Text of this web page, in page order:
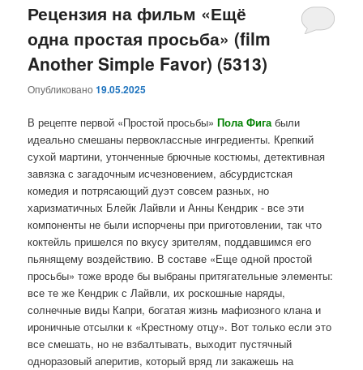
основному
содержимому
дополнительному
содержимому
Рецензия на фильм «Ещё
одна простая просьба» (film
Another Simple Favor) (5313)
Опубликовано19.05.2025
В рецепте первой «Простой просьбы»Пола Фига были
идеально смешаны первоклассные ингредиенты. Крепкий
сухой мартини, утонченные брючные костюмы, детективная
завязка с загадочным исчезновением, абсурдистская
комедия и потрясающий дуэт совсем разных, но
харизматичных Блейк Лайвли и Анны Кендрик - все эти
компоненты не были испорчены при приготовлении, так что
коктейль пришелся по вкусу зрителям, поддавшимся его
пьянящему воздействию. В составе «Еще одной простой
просьбы» тоже вроде бы выбраны притягательные элементы:
все те же Кендрик с Лайвли, их роскошные наряды,
солнечные виды Капри, богатая жизнь мафиозного клана и
ироничные отсылки к «Крестному отцу». Вот только если это
все смешать, но не взбалтывать, выходит пустячный
одноразовый аперитив, который вряд ли закажешь на